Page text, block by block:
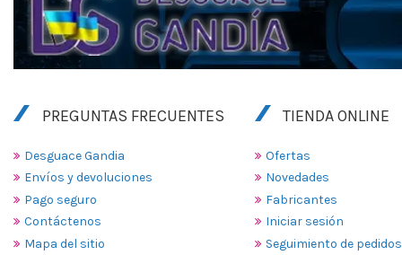
PREGUNTAS FRECUENTES
Desguace Gandia
Envíos y devoluciones
Pago seguro
Contáctenos
Mapa del sitio
TIENDA ONLINE
Ofertas
Novedades
Fabricantes
Iniciar sesión
Seguimiento de pedidos